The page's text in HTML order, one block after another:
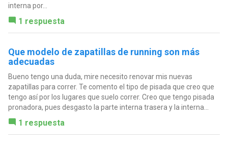
interna por...
1 respuesta
Que modelo de zapatillas de running son más
adecuadas
Bueno tengo una duda, mire necesito renovar mis nuevas
zapatillas para correr. Te comento el tipo de pisada que creo que
tengo así por los lugares que suelo correr. Creo que tengo pisada
pronadora, pues desgasto la parte interna trasera y la interna...
1 respuesta